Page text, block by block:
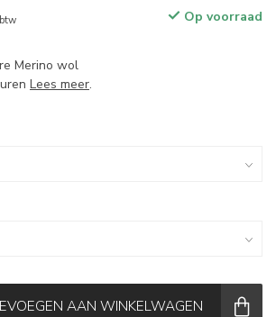
Op voorraad
Merino wol
Lees meer.
AAN WINKELWAGEN